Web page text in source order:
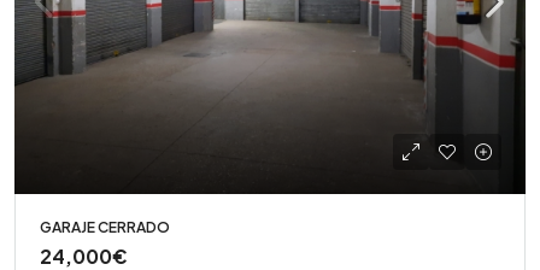
GARAJE CERRADO
24,000€